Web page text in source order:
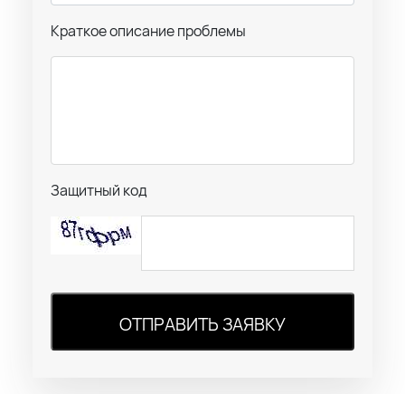
Краткое описание проблемы
Защитный код
ОТПРАВИТЬ ЗАЯВКУ